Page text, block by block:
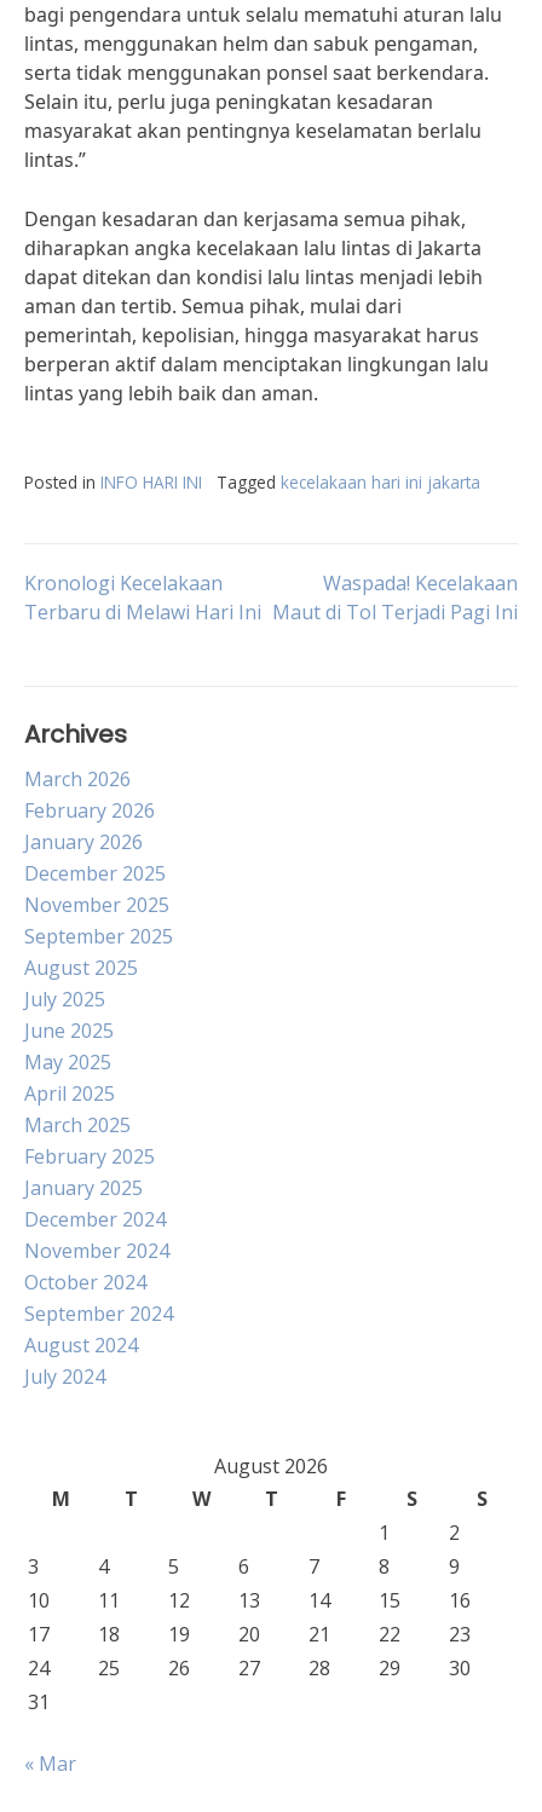
bagi pengendara untuk selalu mematuhi aturan lalu
lintas, menggunakan helm dan sabuk pengaman,
serta tidak menggunakan ponsel saat berkendara.
Selain itu, perlu juga peningkatan kesadaran
masyarakat akan pentingnya keselamatan berlalu
lintas.”
Dengan kesadaran dan kerjasama semua pihak,
diharapkan angka kecelakaan lalu lintas di Jakarta
dapat ditekan dan kondisi lalu lintas menjadi lebih
aman dan tertib. Semua pihak, mulai dari
pemerintah, kepolisian, hingga masyarakat harus
berperan aktif dalam menciptakan lingkungan lalu
lintas yang lebih baik dan aman.
Posted in INFO HARI INI Tagged kecelakaan hari ini jakarta
Post
Kronologi Kecelakaan
Terbaru di Melawi Hari Ini
Waspada! Kecelakaan
Maut di Tol Terjadi Pagi Ini
Archives
March 2026
February 2026
January 2026
December 2025
November 2025
September 2025
August 2025
July 2025
June 2025
May 2025
April 2025
March 2025
February 2025
January 2025
December 2024
November 2024
October 2024
September 2024
August 2024
July 2024
August 2026
M
T W T F S
S
1
2
3
4 5 6 7 8
9
10
11 12 13 14 15
16
17
18 19 20 21 22
23
24
25 26 27 28 29
30
31
« Mar